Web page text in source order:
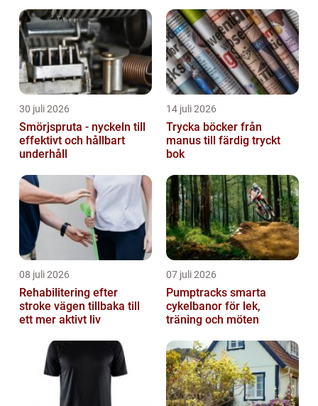
30 juli 2026
Smörjspruta - nyckeln till
effektivt och hållbart
underhåll
14 juli 2026
Trycka böcker från
manus till färdig tryckt
bok
08 juli 2026
Rehabilitering efter
stroke vägen tillbaka till
ett mer aktivt liv
07 juli 2026
Pumptracks smarta
cykelbanor för lek,
träning och möten